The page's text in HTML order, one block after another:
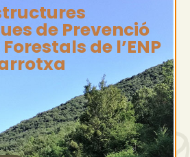
de Prevenció
de l’ENP